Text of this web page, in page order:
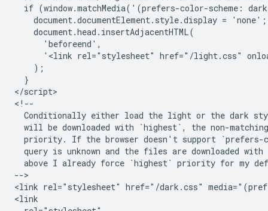
if (window.matchMedia('(prefers-color-scheme:
    document.documentElement.style.display = 'none';
    document.head.insertAdjacentHTML(
      'beforeend',
'<link rel="stylesheet" href="/light.css"
    );
  }
</script>
<!--
Conditionally either load the light or the dark
will be downloaded with `highest`, the non-
priority. If the browser doesn't support
query is unknown and the files are downloaded
above I already force `highest` priority for my
-->
<link rel="stylesheet" href="/dark.css"
<link